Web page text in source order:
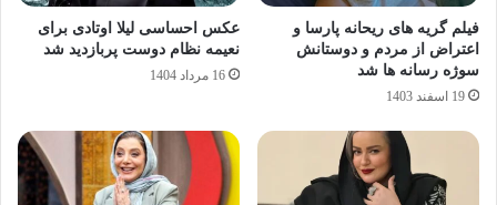
فیلم گریه های ریحانه پارسا و
اعتراض از مردم و دوستانش
سوژه رسانه ها شد
19 اسفند 1403
عکس احساسی لیلا اوتادی برای
نعیمه نظام دوست پربازدید شد
16 مرداد 1404